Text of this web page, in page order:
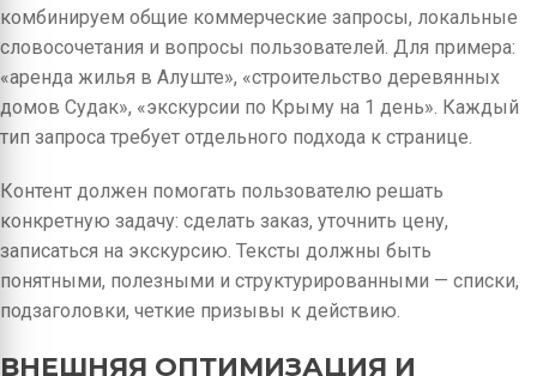
комбинируем общие коммерческие запросы, локальные
словосочетания и вопросы пользователей. Для примера:
«аренда жилья в Алуште», «строительство деревянных
домов Судак», «экскурсии по Крыму на 1 день». Каждый
тип запроса требует отдельного подхода к странице.
Контент должен помогать пользователю решать
конкретную задачу: сделать заказ, уточнить цену,
записаться на экскурсию. Тексты должны быть
понятными, полезными и структурированными — списки,
подзаголовки, четкие призывы к действию.
ВНЕШНЯЯ ОПТИМИЗАЦИЯ И